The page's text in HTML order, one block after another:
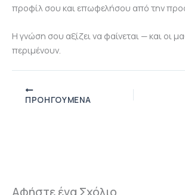
προφίλ σου και επωφελήσου από την
Η γνώση σου αξίζει να φαίνεται — και οι
περιμένουν.
ΠΡΟΗΓΟΎΜΕΝΑ
Αφήστε ένα Σχόλιο